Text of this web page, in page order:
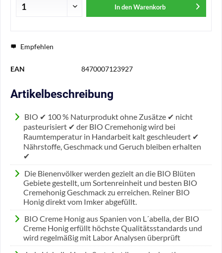
In den Warenkorb
Empfehlen
EAN 8470007123927
Artikelbeschreibung
BIO ✔ 100 % Naturprodukt ohne Zusätze ✔ nicht
pasteurisiert ✔ der BIO Cremehonig wird bei
Raumtemperatur in Handarbeit kalt geschleudert ✔
Nährstoffe, Geschmack und Geruch bleiben erhalten
✔
Die Bienenvölker werden gezielt an die BIO Blüten
Gebiete gestellt, um Sortenreinheit und besten BIO
Cremehonig Geschmack zu erreichen. Reiner BIO
Honig direkt vom Imker abgefüllt.
BIO Creme Honig aus Spanien von L´abella, der BIO
Creme Honig erfüllt höchste Qualitätsstandards und
wird regelmäßig mit Labor Analysen überprüft